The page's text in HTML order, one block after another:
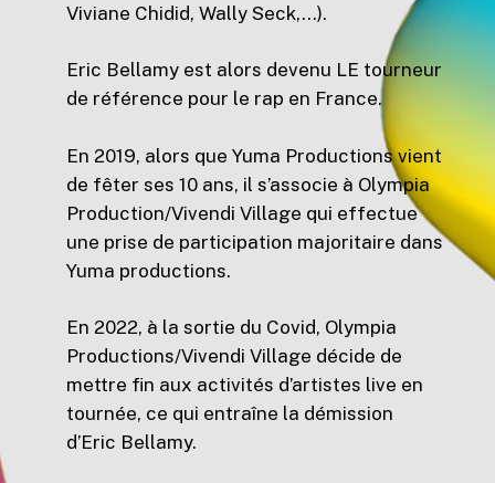
Viviane Chidid, Wally Seck,…).
Eric Bellamy est alors devenu LE tourneur
de référence pour le rap en France.
En 2019, alors que Yuma Productions vient
de fêter ses 10 ans, il s’associe à Olympia
Production/Vivendi Village qui effectue
une prise de participation majoritaire dans
Yuma productions.
En 2022, à la sortie du Covid, Olympia
Productions/Vivendi Village décide de
mettre fin aux activités d’artistes live en
tournée, ce qui entraîne la démission
d’Eric Bellamy.